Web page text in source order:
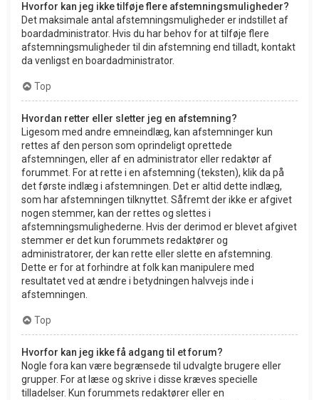
Hvorfor kan jeg ikke tilføje flere afstemningsmuligheder?
Det maksimale antal afstemningsmuligheder er indstillet af
boardadministrator. Hvis du har behov for at tilføje flere
afstemningsmuligheder til din afstemning end tilladt, kontakt
da venligst en boardadministrator.
Top
Hvordan retter eller sletter jeg en afstemning?
Ligesom med andre emneindlæg, kan afstemninger kun
rettes af den person som oprindeligt oprettede
afstemningen, eller af en administrator eller redaktør af
forummet. For at rette i en afstemning (teksten), klik da på
det første indlæg i afstemningen. Det er altid dette indlæg,
som har afstemningen tilknyttet. Såfremt der ikke er afgivet
nogen stemmer, kan der rettes og slettes i
afstemningsmulighederne. Hvis der derimod er blevet afgivet
stemmer er det kun forummets redaktører og
administratorer, der kan rette eller slette en afstemning.
Dette er for at forhindre at folk kan manipulere med
resultatet ved at ændre i betydningen halvvejs inde i
afstemningen.
Top
Hvorfor kan jeg ikke få adgang til et forum?
Nogle fora kan være begrænsede til udvalgte brugere eller
grupper. For at læse og skrive i disse kræves specielle
tilladelser. Kun forummets redaktører eller en